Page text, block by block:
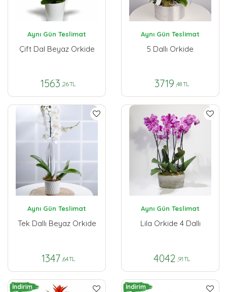
Aynı Gün Teslimat
Çift Dal Beyaz Orkide
1563 ,26 TL
Aynı Gün Teslimat
5 Dallı Orkide
3719 ,48 TL
Aynı Gün Teslimat
Tek Dallı Beyaz Orkide
1347 ,64 TL
Aynı Gün Teslimat
Lila Orkide 4 Dallı
4042 ,91 TL
İndirim İndirim